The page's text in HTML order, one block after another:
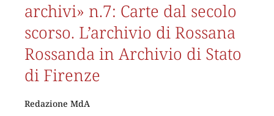
archivi» n.7: Carte dal secolo
scorso. L’archivio di Rossana
Rossanda in Archivio di Stato
di Firenze
Redazione MdA